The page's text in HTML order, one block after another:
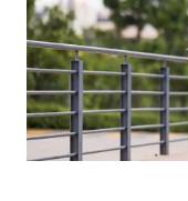
escape
button
to
close
the
calendar.